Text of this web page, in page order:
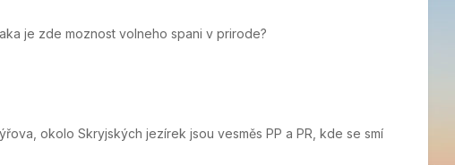
je zde moznost volneho spani v prirode?
okolo Skryjských jezírek jsou vesměs PP a PR, kde se smí